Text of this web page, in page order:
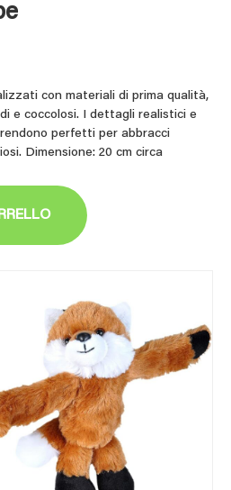
con materiali di prima qualità,
e coccolosi. I dettagli realistici e
rendono perfetti per abbracci
Dimensione: 20 cm circa